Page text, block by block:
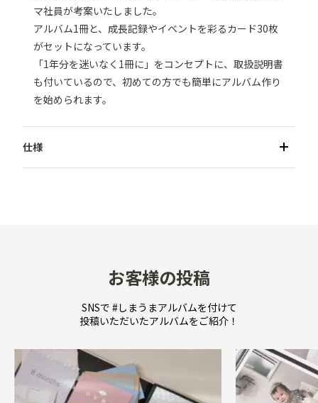
マ社員が考案いたしました。
アルバム1冊と、成長記録やイベントを彩るカード30枚
がセットになっています。
「1年分を迷いなく1冊に」をコンセプトに、取扱説明書
も付いているので、初めての方でも簡単にアルバム作り
を始められます。
●収納方式／ポケット式
●本体サイズ／アルバム:W306×H300×D28mm、イベ
ントカード:W127×H89mm
●重量／アルバム:745g、イベントカード:87g（説明書
●材質／アルバム:布地表紙（綿）、不織布　イベントカ
ード:紙
●セット内容／アルバム1冊、イベントカード30枚、取
お客様の投稿
SNSで #しまうまアルバムを付けて
投稿いただいたアルバムをご紹介！